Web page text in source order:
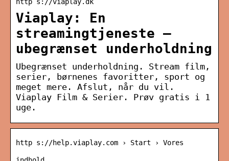
Viaplay: En
streamingtjeneste –
ubegrænset underholdning
Ubegrænset underholdning. Stream film,
serier, børnenes favoritter, sport og
meget mere. Afslut, når du vil.
Viaplay Film & Serier. Prøv gratis i 1
uge.
http s://help.viaplay.com › Start › Vores